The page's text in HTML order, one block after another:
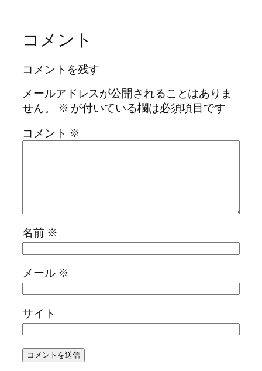
コメント
コメントを残す
メールアドレスが公開されることはありま
せん。
※ が付いている欄は必須項目です
コメント ※
名前 ※
メール ※
サイト